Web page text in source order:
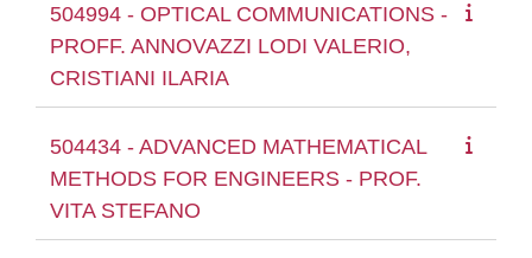
504994 - OPTICAL COMMUNICATIONS -
PROFF. ANNOVAZZI LODI VALERIO,
CRISTIANI ILARIA
504434 - ADVANCED MATHEMATICAL
METHODS FOR ENGINEERS - PROF.
VITA STEFANO